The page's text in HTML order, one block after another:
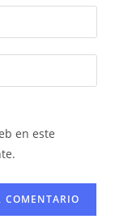
en este